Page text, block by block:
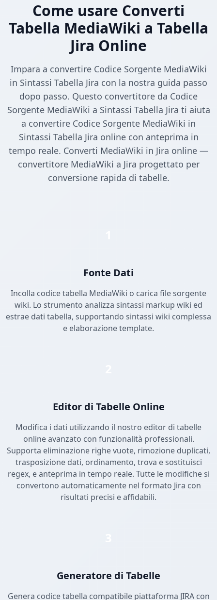
Come usare Converti
Tabella MediaWiki a Tabella
Jira Online
Impara a convertire Codice Sorgente MediaWiki
in Sintassi Tabella Jira con la nostra guida passo
dopo passo. Questo convertitore da Codice
Sorgente MediaWiki a Sintassi Tabella Jira ti aiuta
a convertire Codice Sorgente MediaWiki in
Sintassi Tabella Jira online con anteprima in
tempo reale. Converti MediaWiki in Jira online —
convertitore MediaWiki a Jira progettato per
conversione rapida di tabelle.
Fonte Dati
Incolla codice tabella MediaWiki o carica file sorgente
wiki. Lo strumento analizza sintassi markup wiki ed
estrae dati tabella, supportando sintassi wiki complessa
e elaborazione template.
Editor di Tabelle Online
Modifica i dati utilizzando il nostro editor di tabelle
online avanzato con funzionalità professionali.
Supporta eliminazione righe vuote, rimozione duplicati,
trasposizione dati, ordinamento, trova e sostituisci
regex, e anteprima in tempo reale. Tutte le modifiche si
convertono automaticamente nel formato Jira con
risultati precisi e affidabili.
Generatore di Tabelle
Genera codice tabella compatibile piattaforma JIRA con